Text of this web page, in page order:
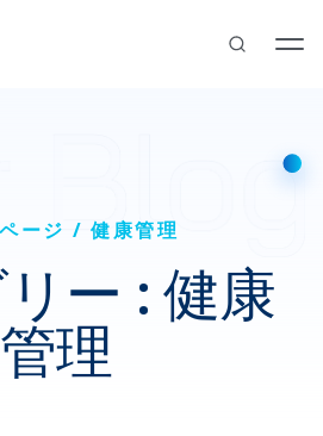
ージ 健康管理
ー : 健康
管理